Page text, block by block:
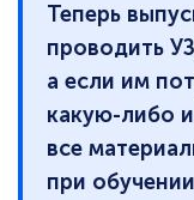
Теперь
проводить
а если им
какую-либо
все
при